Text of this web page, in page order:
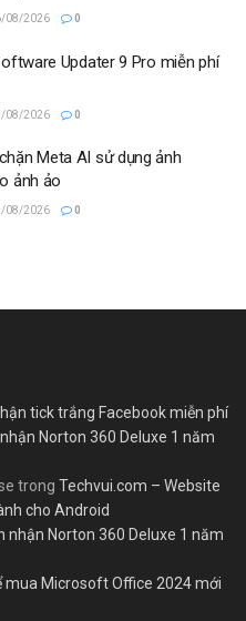
08/2026 0
Updater 9 Pro miễn phí
08/2026 0
Meta AI sử dụng ảnh
ảnh ảo
08/2026 0
tick trắng Facebook miễn phí
Norton 360 Deluxe 1 năm
trong Techvui.com – Website
cho Android
nhận Norton 360 Deluxe 1 năm
mua Microsoft Office 2024 mới